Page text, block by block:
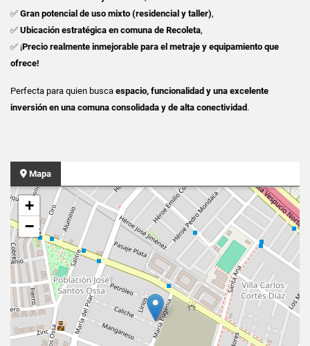
✅ Gran potencial de uso mixto (residencial y taller),
✅ Ubicación estratégica en comuna de Recoleta,
✅ ¡Precio realmente inmejorable para el metraje y equipamiento que
ofrece!
Perfecta para quien busca espacio, funcionalidad y una excelente
inversión en una comuna consolidada y de alta conectividad .
Mapa
+
−